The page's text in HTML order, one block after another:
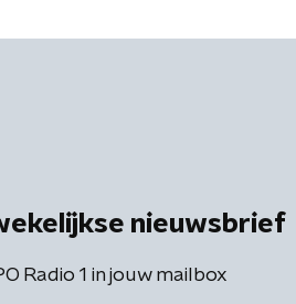
nieuwsbrief
Radio 1 in jouw mailbox